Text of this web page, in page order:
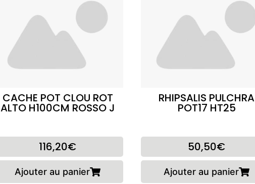
CACHE POT CLOU ROT
ALTO H100CM ROSSO J
116,20€
Ajouter au panier
RHIPSALIS PULCHRA
POT17 HT25
50,50€
Ajouter au panier